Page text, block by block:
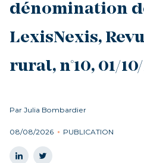
dénomination
LexisNexis,
rural, n°10, 01/
Par Julia Bombardier
08/08/2026 PUBLICATION